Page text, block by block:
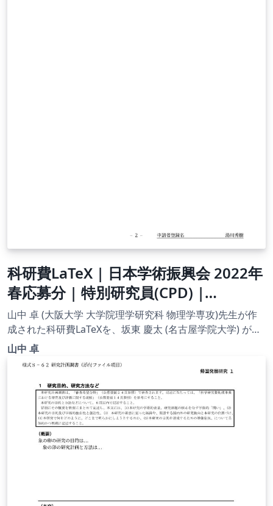
科研費LaTeX | 日本学術振興会 2022年
春応募分 | 特別研究員(CPD) |
2022.02.02
山中 卓 (大阪大学 大学院理学研究科 物理学専攻)先生が作
成された科研費LaTeXを、坂東 慶太 (名古屋学院大学) が了
承を得てテンプレート登録しています。 詳細はこちら↓を
山中 卓